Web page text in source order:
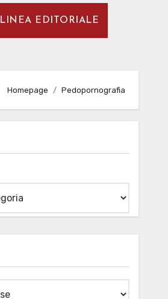
LINEA EDITORIALE
Homepage Pedopornografia